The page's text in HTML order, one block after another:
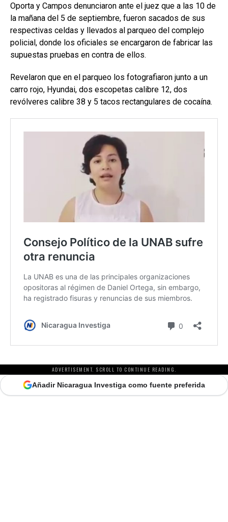
Oporta y Campos denunciaron ante el juez que a las 10 de
la mañana del 5 de septiembre, fueron sacados de sus
respectivas celdas y llevados al parqueo del complejo
policial, donde los oficiales se encargaron de fabricar las
supuestas pruebas en contra de ellos.
Revelaron que en el parqueo los fotografiaron junto a un
carro rojo, Hyundai, dos escopetas calibre 12, dos
revólveres calibre 38 y 5 tacos rectangulares de cocaína.
ADVERTISEMENT. SCROLL TO CONTINUE READING.
Añadir Nicaragua Investiga como fuente preferida